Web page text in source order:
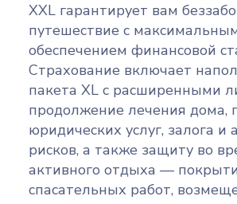
XXL гарантирует вам
путешествие с
обеспечением финансовой
Страхование включает
пакета XL с расширенными
продолжение лечения дома,
юридических услуг, залога и
рисков, а также защиту во
активного отдыха —
спасательных работ,